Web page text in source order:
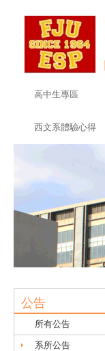
高中生專區
西文系體驗心得
公告
所有公告
系所公告